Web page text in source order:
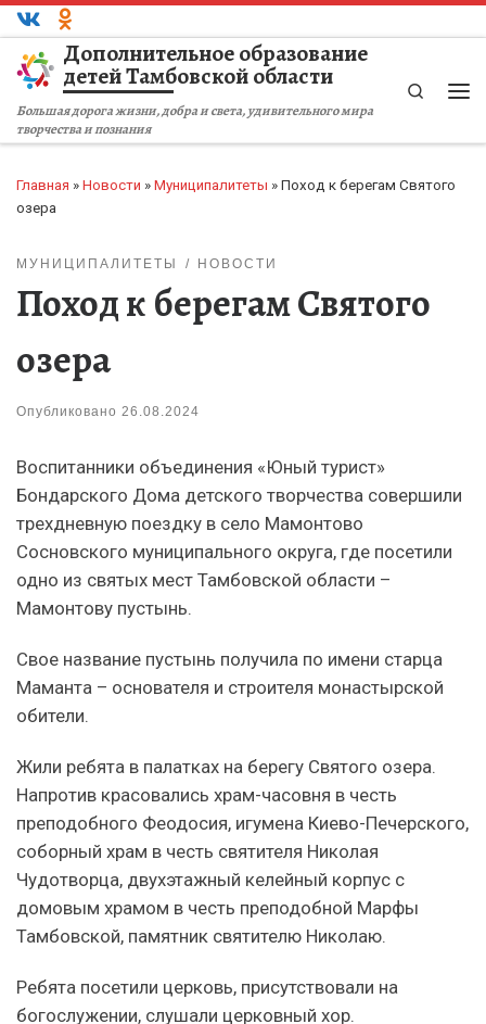
Перейти к содержимому
Дополнительное образование
детей Тамбовской области
Большая дорога жизни, добра и света, удивительного мира
творчества и познания
Search
Главная » Новости » Муниципалитеты » Поход к берегам Святого
озера
МУНИЦИПАЛИТЕТЫ НОВОСТИ
Поход к берегам Святого
озера
Опубликовано 26.08.2024
Воспитанники объединения «Юный турист»
Бондарского Дома детского творчества совершили
трехдневную поездку в село Мамонтово
Сосновского муниципального округа, где посетили
одно из святых мест Тамбовской области –
Мамонтову пустынь.
Свое название пустынь получила по имени старца
Маманта – основателя и строителя монастырской
обители.
Жили ребята в палатках на берегу Святого озера.
Напротив красовались храм-часовня в честь
преподобного Феодосия, игумена Киево-Печерского,
соборный храм в честь святителя Николая
Чудотворца, двухэтажный келейный корпус с
домовым храмом в честь преподобной Марфы
Тамбовской, памятник святителю Николаю.
Ребята посетили церковь, присутствовали на
богослужении, слушали церковный хор.